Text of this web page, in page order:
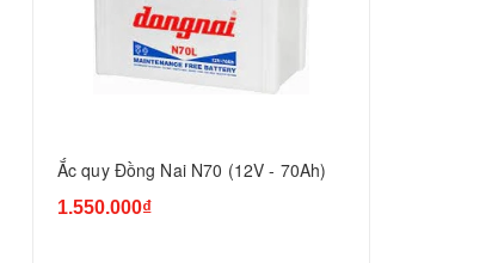
Ắc quy Đồng Nai N70 (12V - 70Ah)
1.550.000₫